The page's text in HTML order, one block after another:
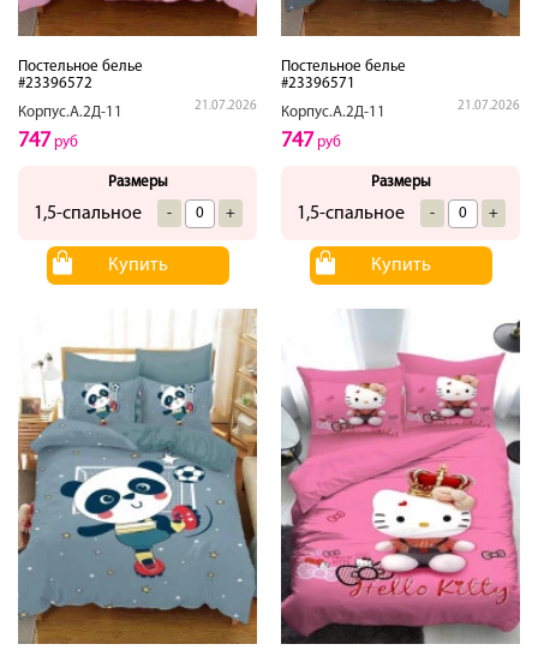
Постельное белье
#23396572
Корпус.А.2Д-11
21.07.2026
747 руб
Размеры
1,5-спальное - +
Купить
Постельное белье
#23396571
Корпус.А.2Д-11
21.07.2026
747 руб
Размеры
1,5-спальное - +
Купить